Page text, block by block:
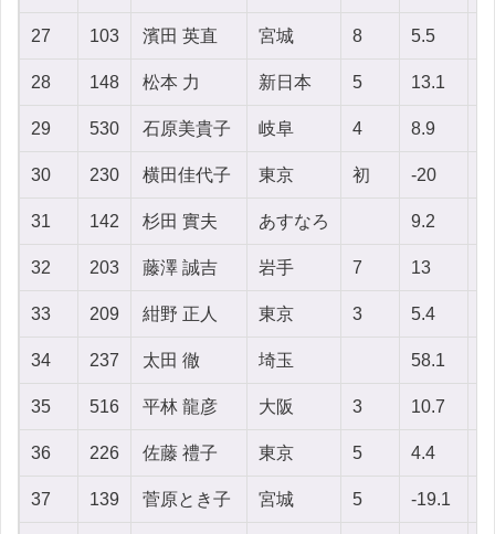
27 103 濱田 英直 宮城 8 5.5
28 148 松本 力 新日本 5 13.1
29 530 石原美貴子 岐阜 4 8.9
30 230 横田佳代子 東京 初 -20
31 142 杉田 實夫 あすなろ 9.2
32 203 藤澤 誠吉 岩手 7 13
33 209 紺野 正人 東京 3 5.4
34 237 太田 徹 埼玉 58.1
35 516 平林 龍彦 大阪 3 10.7
36 226 佐藤 禮子 東京 5 4.4
37 139 菅原とき子 宮城 5 -19.1